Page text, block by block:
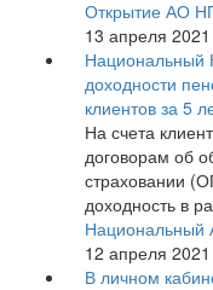
Открытие АО
13 апреля 2021
Национальный
доходности
клиентов за 5
На счета
договорам об
страховании
доходность в
12 апреля 2021
В личном